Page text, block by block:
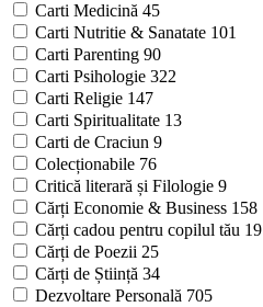
Carti Medicină 45
Carti Nutritie & Sanatate 101
Carti Parenting 90
Carti Psihologie 322
Carti Religie 147
Carti Spiritualitate 13
Carti de Craciun 9
Colecționabile 76
Critică literară și Filologie 9
Cărți Economie & Business 158
Cărți cadou pentru copilul tău 19
Cărți de Poezii 25
Cărți de Știință 34
Dezvoltare Personală 705